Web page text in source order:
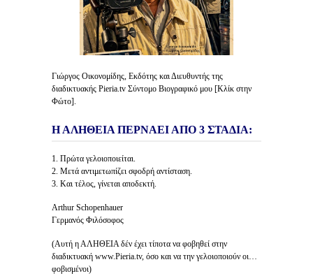
Γιώργος Οικονομίδης, Εκδότης και Διευθυντής της
διαδικτυακής Pieria.tv Σύντομο Βιογραφικό μου [Κλίκ στην
Φώτο].
Η ΑΛΗΘΕΙΑ ΠΕΡΝΑΕΙ ΑΠΟ 3 ΣΤΑΔΙΑ:
1. Πρώτα γελοιοποιείται.
2. Μετά αντιμετωπίζει σφοδρή αντίσταση.
3. Και τέλος, γίνεται αποδεκτή.
Arthur Schopenhauer
Γερμανός Φιλόσοφος
(Αυτή η ΑΛΗΘΕΙΑ δέν έχει τίποτα να φοβηθεί στην
διαδικτυακή www.Pieria.tv, όσο και να την γελοιοποιούν οι…
φοβισμένοι)